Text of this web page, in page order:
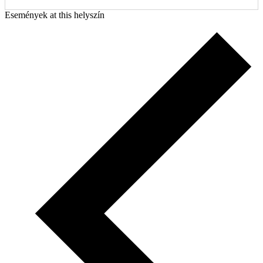
Események at this helyszín